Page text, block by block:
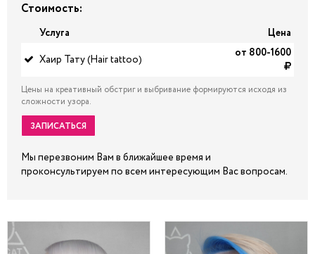
Стоимость:
Услуга
Цена
Хаир Тату (Hair tattoo)
от 800-1600
Цены на креативный обстриг и выбривание формируются исходя из
сложности узора.
ЗАПИСАТЬСЯ
Мы перезвоним Вам в ближайшее время и
проконсультируем по всем интересующим Вас вопросам.